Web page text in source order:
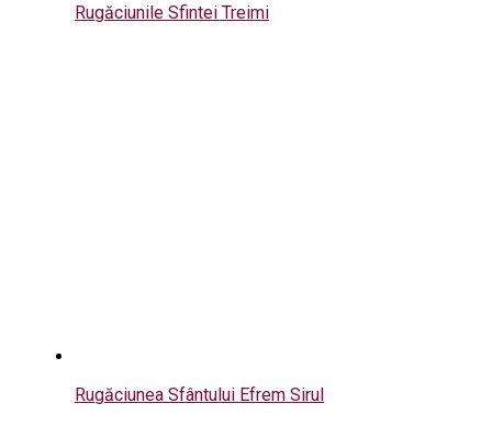
Rugăciunile Sfintei Treimi
Rugăciunea Sfântului Efrem Sirul